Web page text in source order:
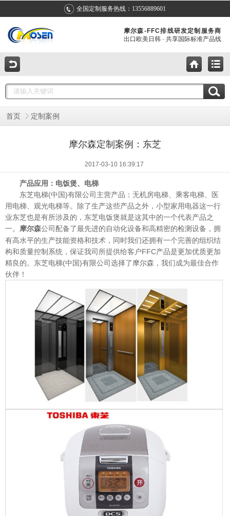
全国定制服务热线：13556889601
摩尔森-FFC排线研发定制服务商
出口欧美日韩 · 共享国际标准产品线
首页 定制案例
摩尔森定制案例：东芝
2017-03-10 16:39:17
产品应用：电饭煲、电梯
东芝电梯(中国)有限公司主营产品：无机房电梯、乘客电梯、医
用电梯、观光电梯等。除了生产这些产品之外，小型家用电器这一行
业东芝也是有所涉及的，东芝电饭煲就是这其中的一个代表产品之
一。 摩尔森公司配备了最先进的自动化设备和高精密的检测设备，拥
有高水平的生产技能资格和技术，同时我们还拥有一个完善的组织结
构和质量控制系统，保证我司所提供给客户FFC产品是更加优质更加
精良的。东芝电梯(中国)有限公司选择了摩尔森，我们成为最佳合作
伙伴！